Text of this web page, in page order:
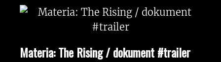
Materia: The Rising / dokument #trailer